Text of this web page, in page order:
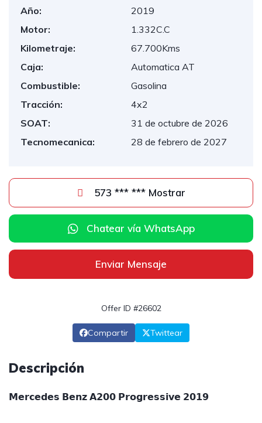
Año:
2019
Motor:
1.332C.C
Kilometraje:
67.700Kms
Caja:
Automatica AT
Combustible:
Gasolina
Tracción:
4x2
SOAT:
31 de octubre de 2026
Tecnomecanica:
28 de febrero de 2027
573 *** *** Mostrar
Chatear vía WhatsApp
Enviar Mensaje
Offer ID #26602
Compartir Twittear
Descripción
𝗠𝗲𝗿𝗰𝗲𝗱𝗲𝘀 𝗕𝗲𝗻𝘇 𝗔𝟮𝟬𝟬 𝗣𝗿𝗼𝗴𝗿𝗲𝘀𝘀𝗶𝘃𝗲 𝟮𝟬𝟭𝟵